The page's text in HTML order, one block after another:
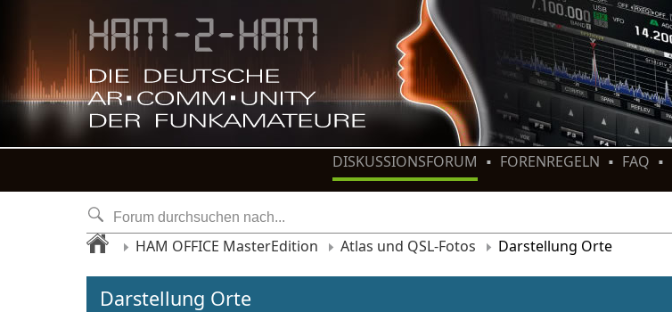
DISKUSSIONSFORUM FORENREGELN FAQ
HAM OFFICE MasterEdition Atlas und QSL-Fotos Darstellung Orte
Darstellung Orte